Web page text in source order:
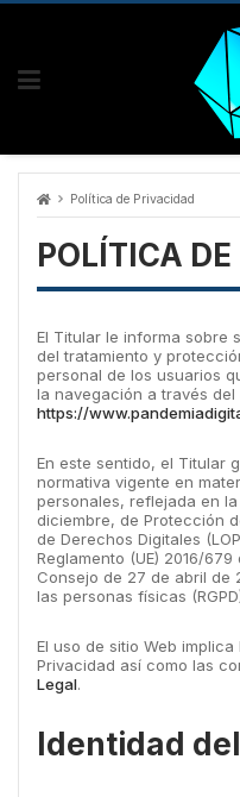
Skip
Política de Privacidad
POLÍTICA
El Titular le informa sobre
del tratamiento y
personal de los usuarios
la navegación a través del
https://
En este sentido, el Titular
normativa vigente en
personales, reflejada en
diciembre, de Protección
de Derechos Digitales
Reglamento (UE) 2016/
Consejo de 27 de abril de
las personas físicas
El uso de sitio Web
Privacidad así como las
Legal.
Identidad